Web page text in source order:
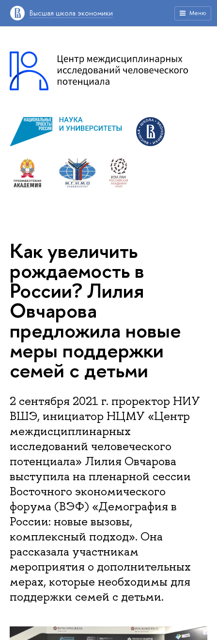
Высшая школа экономики Меню
Как увеличить
рождаемость в
России? Лилия
Овчарова
предложила новые
меры поддержки
семей с детьми
2 сентября 2021 г. проректор НИУ
ВШЭ, инициатор НЦМУ «Центр
междисциплинарных
исследований человеческого
потенциала» Лилия Овчарова
выступила на пленарной сессии
Восточного экономического
форума (ВЭФ) «Демография в
России: новые вызовы,
комплексный подход». Она
рассказала участникам
мероприятия о дополнительных
мерах, которые необходимы для
поддержки семей с детьми.